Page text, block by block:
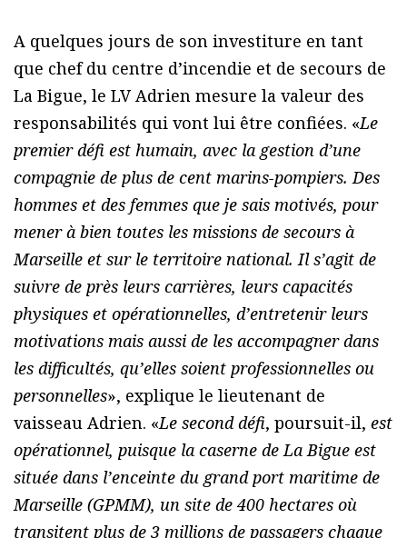
A quelques jours de son investiture en tant
que chef du centre d’incendie et de secours de
La Bigue, le LV Adrien mesure la valeur des
responsabilités qui vont lui être confiées. «Le
premier défi est humain, avec la gestion d’une
compagnie de plus de cent marins-pompiers. Des
hommes et des femmes que je sais motivés, pour
mener à bien toutes les missions de secours à
Marseille et sur le territoire national. Il s’agit de
suivre de près leurs carrières, leurs capacités
physiques et opérationnelles, d’entretenir leurs
motivations mais aussi de les accompagner dans
les difficultés, qu’elles soient professionnelles ou
personnelles», explique le lieutenant de
vaisseau Adrien. «Le second défi, poursuit-il, est
opérationnel, puisque la caserne de La Bigue est
située dans l’enceinte du grand port maritime de
Marseille (GPMM), un site de 400 hectares où
transitent plus de 3 millions de passagers chaque